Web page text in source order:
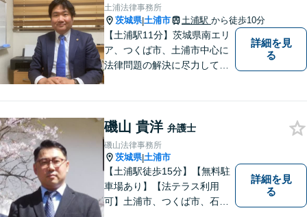
土浦法律事務所
茨城県|土浦市 土浦駅 から徒歩10分
【土浦駅11分】茨城県南エリ
ア、つくば市、土浦市中心に
法律問題の解決に尽力してお
ら、お気軽にご相談くださ
い。
詳細を見
る
磯山 貴洋 弁護士
磯山法律事務所
茨城県|土浦市
【土浦駅徒歩15分】【無料駐
車場あり】【法テラス利用
可】土浦市、つくば市、石岡
詳細を見
る